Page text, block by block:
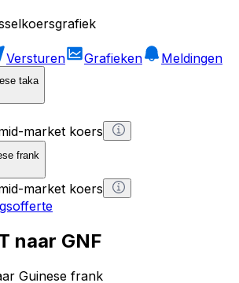
Versturen Grafieken
Meldingen
taka
market koers
frank
market koers
naar GNF
Guinese frank